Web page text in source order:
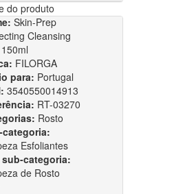
do produto
Skin-Prep
Cleansing
FILORGA
para: Portugal
3540550014913
RT-03270
Rosto
categoria:
Esfoliantes
sub-categoria:
de Rosto